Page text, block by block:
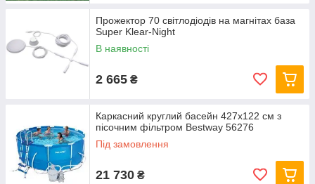
Прожектор 70 світлодіодів на магнітах база
Super Klear-Night
В наявності
2 665 ₴
Каркасний круглий басейн 427x122 см з
пісочним фільтром Bestway 56276
Під замовлення
21 730 ₴